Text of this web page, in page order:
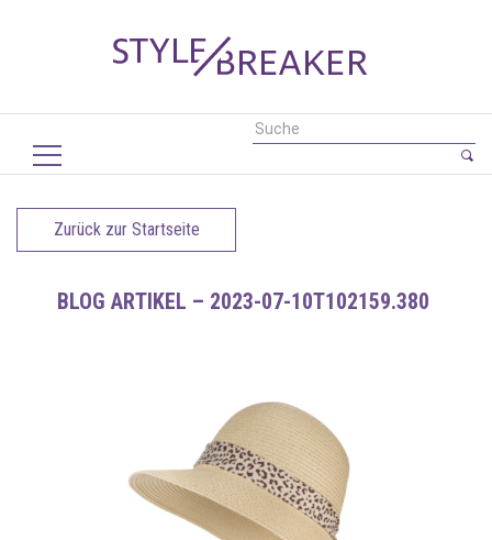
Zurück zur Startseite
BLOG ARTIKEL – 2023-07-10T102159.380